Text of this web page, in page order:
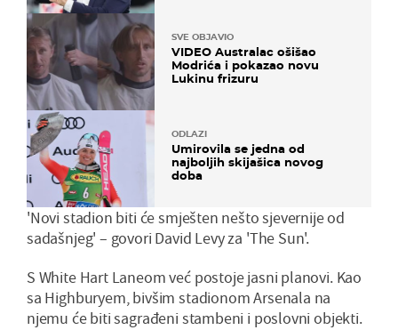
SVE OBJAVIO
VIDEO Australac ošišao
Modrića i pokazao novu
Lukinu frizuru
ODLAZI
Umirovila se jedna od
najboljih skijašica novog
doba
'Novi stadion biti će smješten nešto sjevernije od
sadašnjeg' – govori David Levy za 'The Sun'.
S White Hart Laneom već postoje jasni planovi. Kao
sa Highburyem, bivšim stadionom Arsenala na
njemu će biti sagrađeni stambeni i poslovni objekti.